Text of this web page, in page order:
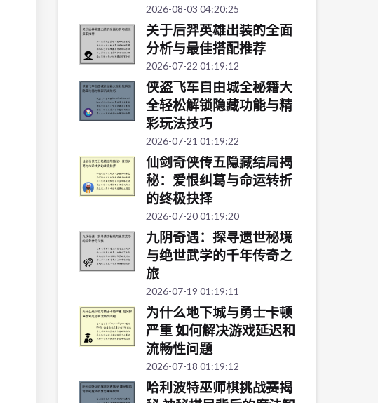
2026-08-03 04:20:25
关于后羿英雄出装的全面
分析与最佳搭配推荐
2026-07-22 01:19:12
侠盗飞车自由城全秘籍大
全轻松解锁隐藏功能与精
彩玩法技巧
2026-07-21 01:19:22
仙剑奇侠传五隐藏结局揭
秘：爱恨纠葛与命运转折
的终极抉择
2026-07-20 01:19:20
九阴奇遇：探寻遗世秘境
与绝世武学的千年传奇之
旅
2026-07-19 01:19:11
为什么地下城与勇士卡顿
严重 如何解决游戏延迟和
流畅性问题
2026-07-18 01:19:12
哈利波特巫师棋挑战赛揭